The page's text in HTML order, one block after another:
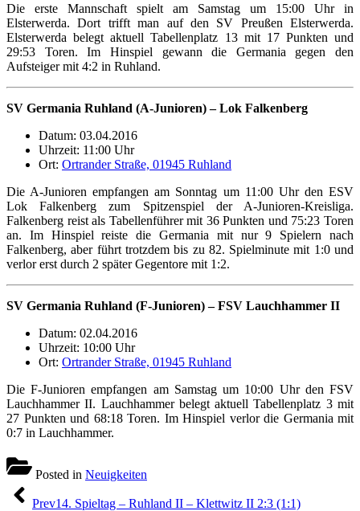
Die erste Mannschaft spielt am Samstag um 15:00 Uhr in
Elsterwerda. Dort trifft man auf den SV Preußen Elsterwerda.
Elsterwerda belegt aktuell Tabellenplatz 13 mit 17 Punkten und
29:53 Toren. Im Hinspiel gewann die Germania gegen den
Aufsteiger mit 4:2 in Ruhland.
SV Germania Ruhland (A-Junioren) –Lok Falkenberg
Datum: 03.04.2016
Uhrzeit: 11:00 Uhr
Ort: Ortrander Straße, 01945 Ruhland
Die A-Junioren empfangen am Sonntag um 11:00 Uhr den ESV
Lok Falkenberg zum Spitzenspiel der A-Junioren-Kreisliga.
Falkenberg reist als Tabellenführer mit 36 Punkten und 75:23 Toren
an. Im Hinspiel reiste die Germania mit nur 9 Spielern nach
Falkenberg, aber führt trotzdem bis zu 82. Spielminute mit 1:0 und
verlor erst durch 2 später Gegentore mit 1:2.
SV Germania Ruhland (F-Junioren) – FSV Lauchhammer II
Datum: 02.04.2016
Uhrzeit: 10:00 Uhr
Ort: Ortrander Straße, 01945 Ruhland
Die F-Junioren empfangen am Samstag um 10:00 Uhr den FSV
Lauchhammer II. Lauchhammer belegt aktuell Tabellenplatz 3 mit
27 Punkten und 68:18 Toren. Im Hinspiel verlor die Germania mit
0:7 in Lauchhammer.
Posted in Neuigkeiten
Beitragsnavigation
Prev14. Spieltag – Ruhland II – Klettwitz II 2:3 (1:1)